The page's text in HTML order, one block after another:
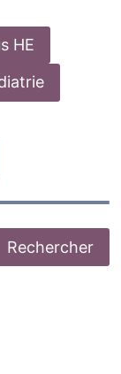
HE
Rechercher